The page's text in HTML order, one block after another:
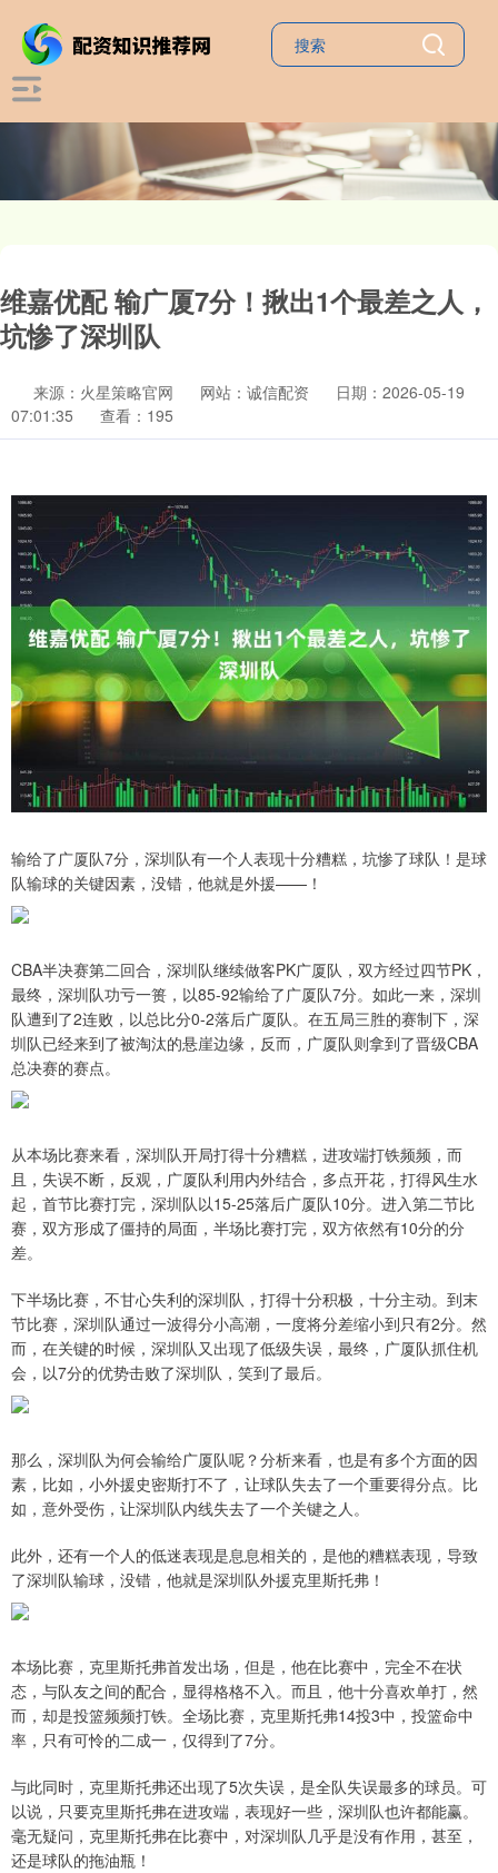
维嘉优配 输广厦7分！揪出1个最差之人，
坑惨了深圳队
来源：火星策略官网 网站：诚信配资
日期：2026-05-19
07:01:35
查看：195
输给了广厦队7分，深圳队有一个人表现十分糟糕，坑惨了球队！是球
队输球的关键因素，没错，他就是外援——！
CBA半决赛第二回合，深圳队继续做客PK广厦队，双方经过四节PK，
最终，深圳队功亏一篑，以85-92输给了广厦队7分。如此一来，深圳
队遭到了2连败，以总比分0-2落后广厦队。在五局三胜的赛制下，深
圳队已经来到了被淘汰的悬崖边缘，反而，广厦队则拿到了晋级CBA
总决赛的赛点。
从本场比赛来看，深圳队开局打得十分糟糕，进攻端打铁频频，而
且，失误不断，反观，广厦队利用内外结合，多点开花，打得风生水
起，首节比赛打完，深圳队以15-25落后广厦队10分。进入第二节比
赛，双方形成了僵持的局面，半场比赛打完，双方依然有10分的分
差。
下半场比赛，不甘心失利的深圳队，打得十分积极，十分主动。到末
节比赛，深圳队通过一波得分小高潮，一度将分差缩小到只有2分。然
而，在关键的时候，深圳队又出现了低级失误，最终，广厦队抓住机
会，以7分的优势击败了深圳队，笑到了最后。
那么，深圳队为何会输给广厦队呢？分析来看，也是有多个方面的因
素，比如，小外援史密斯打不了，让球队失去了一个重要得分点。比
如，意外受伤，让深圳队内线失去了一个关键之人。
此外，还有一个人的低迷表现是息息相关的，是他的糟糕表现，导致
了深圳队输球，没错，他就是深圳队外援克里斯托弗！
本场比赛，克里斯托弗首发出场，但是，他在比赛中，完全不在状
态，与队友之间的配合，显得格格不入。而且，他十分喜欢单打，然
而，却是投篮频频打铁。全场比赛，克里斯托弗14投3中，投篮命中
率，只有可怜的二成一，仅得到了7分。
与此同时，克里斯托弗还出现了5次失误，是全队失误最多的球员。可
以说，只要克里斯托弗在进攻端，表现好一些，深圳队也许都能赢。
毫无疑问，克里斯托弗在比赛中，对深圳队几乎是没有作用，甚至，
还是球队的拖油瓶！